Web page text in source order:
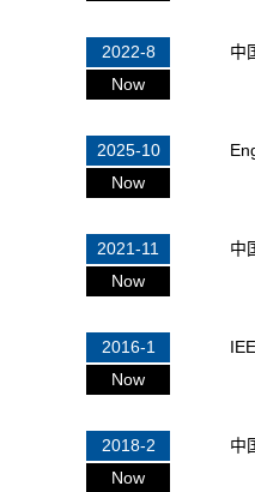
2022-8
Now
中
2025-10
Now
2021-11
Now
中
2016-1
Now
2018-2
Now
中